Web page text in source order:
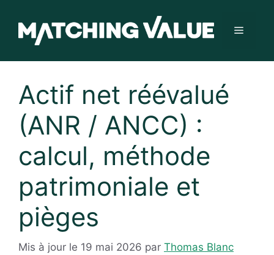
contenu
Menu
Actif net réévalué
(ANR / ANCC) :
calcul, méthode
patrimoniale et
pièges
Mis à jour le 19 mai 2026 par Thomas Blanc